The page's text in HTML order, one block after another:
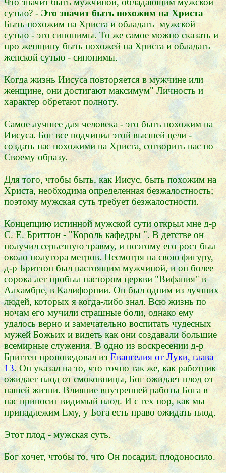
сутью? - Это значит быть похожим на Христа
Быть похожим на Христа и обладать мужской
сутью - это синонимы. То же самое можно сказать и
про женщину быть похожей на Христа и обладать
женской сутью - синонимы.
Когда жизнь Иисуса повторяется в мужчине или
женщине, они достигают максимум" Личность и
характер обретают полноту.
Самое лучшее для человека - это быть похожим на
Иисуса. Бог все подчинил этой высшей цели -
создать нас похожими на Христа, сотворить нас по
Своему образу.
Для того, чтобы быть, как Иисус, быть похожим на
Христа, необходима определенная безжалостность;
поэтому мужская суть требует безжалостности.
Концепцию истинной мужской сути открыл мне д-р
С. Е. Бриттон - "Король кафедры ". В детстве он
получил серьезную травму, и поэтому его рост был
около полутора метров. Несмотря на свою фигуру,
д-р Бриттон был настоящим мужчиной, и он более
сорока лет пробыл пастором церкви "Вифания" в
Алхамбре, в Калифорнии. Он был одним из лучших
людей, которых я когда-либо знал. Всю жизнь по
ночам его мучили страшные боли, однако ему
удалось верно и замечательно воспитать чудесных
мужей Божьих и видеть как они создавали большие
всемирные служения. В одно из воскресении д-р
Бриттен проповедовал изЕвангелия от Луки, глава
13. Он указал на то, что точно так же, как работник
ожидает плод от смоковницы, Бог ожидает плод от
нашей жизни. Влияние внутренней работы Бога в
нас приносит видимый плод. И с тех пор, как мы
принадлежим Ему, у Бога есть право ожидать плод.
Этот плод - мужская суть.
Бог хочет, чтобы то, что Он посадил, плодоносило.